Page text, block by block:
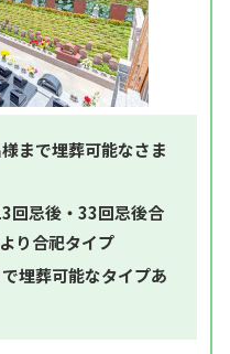
まで埋葬可能なさま
回忌後・33回忌後合
り合祀タイプ
埋葬可能なタイプあ